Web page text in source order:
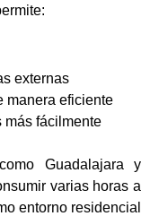
externas
manera eficiente
más fácilmente
Guadalajara y
varias horas a
entorno residencial